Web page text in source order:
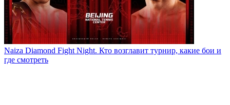
Naiza Diamond Fight Night. Кто возглавит турнир, какие бои и
где смотреть